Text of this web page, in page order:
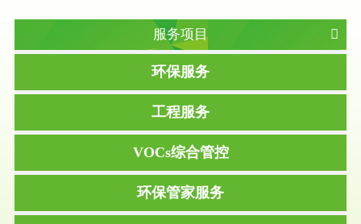
服务项目
环保服务
工程服务
VOCs综合管控
环保管家服务